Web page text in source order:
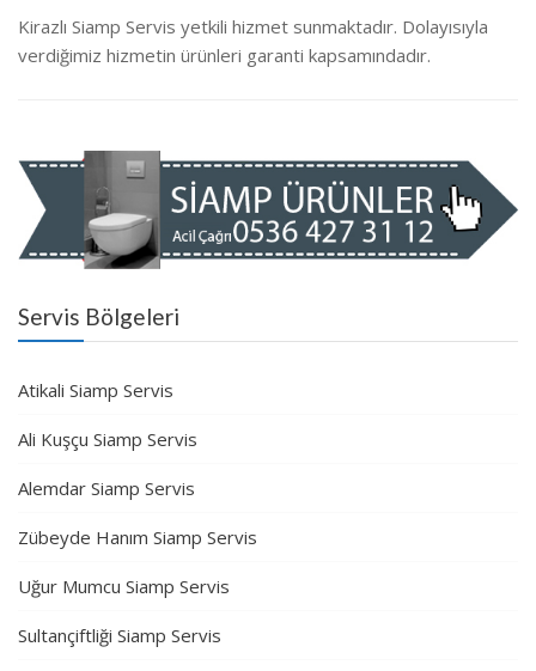
Kirazlı Siamp Servis yetkili hizmet sunmaktadır. Dolayısıyla
verdiğimiz hizmetin ürünleri garanti kapsamındadır.
Servis Bölgeleri
Atikali Siamp Servis
Ali Kuşçu Siamp Servis
Alemdar Siamp Servis
Zübeyde Hanım Siamp Servis
Uğur Mumcu Siamp Servis
Sultançiftliği Siamp Servis